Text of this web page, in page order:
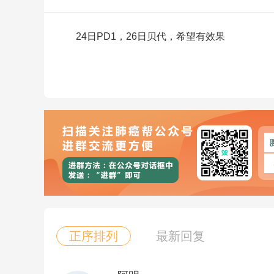
24日PD1，26日贝代，希望有效果
正序排列 最新回复